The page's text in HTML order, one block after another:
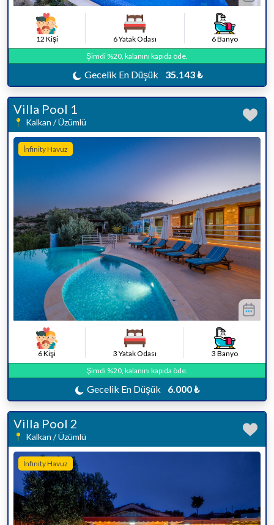
12 Kişi 6 Yatak Odası
6 Banyo
Şimdi %20, kalanını kapıda öde.
Gecelik En Düşük 35.143 ₺
Villa Pool 1
Kalkan / Üzümlü
İnfinity Havuz
6 Kişi 3 Yatak Odası
3 Banyo
Şimdi %20, kalanını kapıda öde.
Gecelik En Düşük 6.000 ₺
Villa Pool 2
Kalkan / Üzümlü
İnfinity Havuz